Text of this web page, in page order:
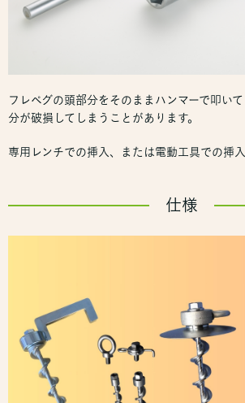
フレペグの頭部分をそのままハンマーで叩い
分が破損してしまうことがあります。
専用レンチでの挿入、または電動工具での挿入
仕様